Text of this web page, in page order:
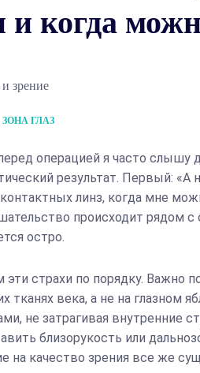
и когда
ЗОНА ГЛАЗ
операцией я часто
результат. Первый: «А
линз, когда мне
происходит рядом
остро.
эти страхи по порядку. Важно
тканях века, а не на глазном
не затрагивая внутренние
близорукость или
на качество зрения все же